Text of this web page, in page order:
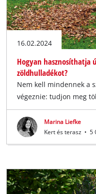
16.02.2024
Hogyan hasznosíthatja
zöldhulladékot?
Nem kell mindennek a
végeznie: tudjon meg
Marina Liefke
Kert és terasz • 5